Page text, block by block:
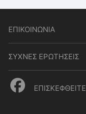
ΕΠΙΚΟΙΝΩΝΙΑ
ΣΥΧΝΕΣ ΕΡΩΤΗΣΕΙΣ
ΕΠΙΣΚΕΦΘΕΙΤΕ